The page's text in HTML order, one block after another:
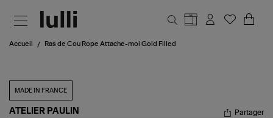
Accueil Ras de Cou Rope Attache-moi Gold Filled
MADE IN FRANCE
ATELIER PAULIN Partager